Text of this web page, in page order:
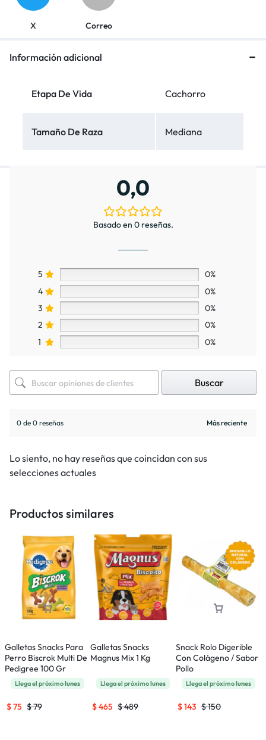
X Correo
Información adicional
Etapa De Vida Cachorro
Tamaño De Raza Mediana
0,0
Basado en 0 reseñas.
5
0%
4
0%
3
0%
2
0%
1
0%
Buscar
0 de 0 reseñas
Lo siento, no hay reseñas que coincidan con sus
selecciones actuales
Productos similares
Galletas Snacks Para
Perro Biscrok Multi De
Pedigree 100 Gr
Llega el próximolunes
$79
$75
Galletas Snacks
Magnus Mix 1 Kg
Llega el próximolunes
$489
$465
Snack Rolo Digerible
Con Colágeno / Sabor
Pollo
Llega el próximolunes
$150
$143